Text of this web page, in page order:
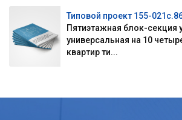
Типовой проект 155-
Пятиэтажная блок-секция
универсальная на 10
квартир ти...